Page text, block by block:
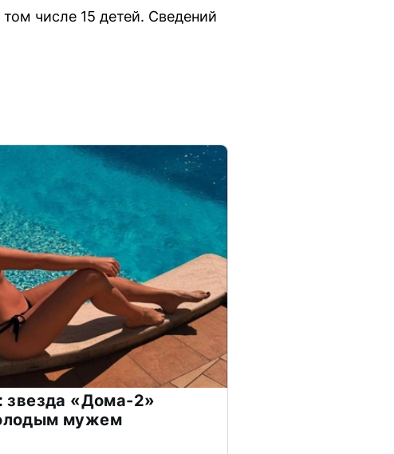
числе 15 детей. Сведений
звезда «Дома-2»
мужем